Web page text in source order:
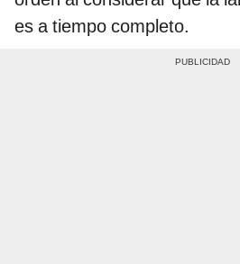
es a tiempo completo.